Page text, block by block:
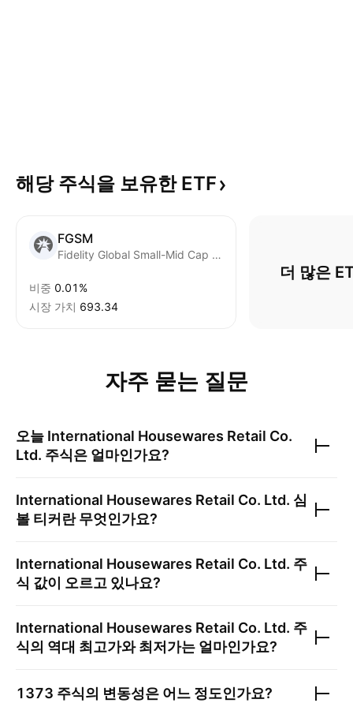
해당 주식을 보유한 ETF
FGSM
Fidelity Global Small-Mid Cap Equity Fund ETF Series units Trust Units
비중 0.01%
시장 가치 693.34
더 많은
자주 묻는 질문
오늘 International Housewares Retail Co.
Ltd. 주식은 얼마인가요?
International Housewares Retail Co. Ltd. 심
볼 티커란 무엇인가요?
International Housewares Retail Co. Ltd. 주
식 값이 오르고 있나요?
International Housewares Retail Co. Ltd. 주
식의 역대 최고가와 최저가는 얼마인가요?
1373 주식의 변동성은 어느 정도인가요?